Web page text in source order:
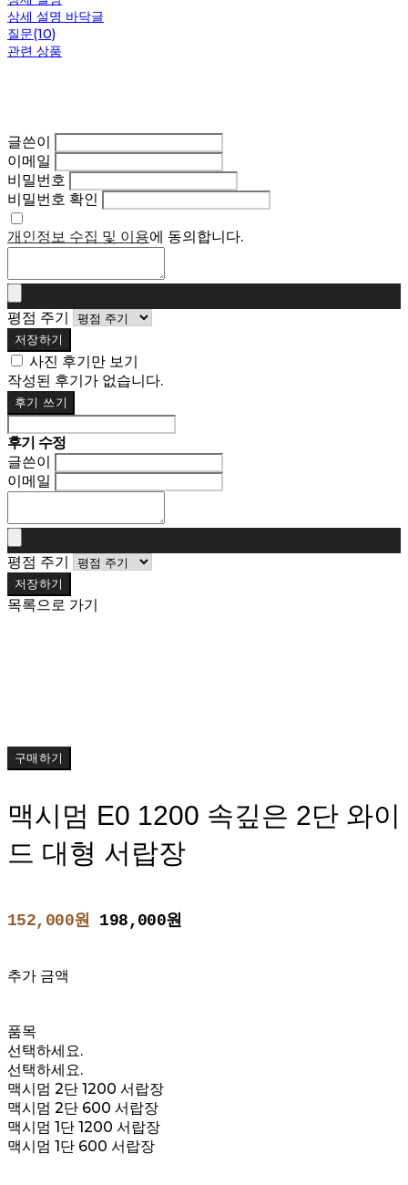
상세 설명 바닥글
질문(10)
관련 상품
글쓴이
이메일
비밀번호
비밀번호 확인
개인정보 수집 및 이용에 동의합니다.
평점 주기
저장하기
사진 후기만 보기
작성된 후기가 없습니다.
후기 쓰기
후기 수정
글쓴이
이메일
평점 주기
저장하기
목록으로 가기
구매하기
맥시멈 E0 1200 속깊은 2단 와이
드 대형 서랍장
152,000원 198,000원
추가 금액
품목
선택하세요.
선택하세요.
맥시멈 2단 1200 서랍장
맥시멈 2단 600 서랍장
맥시멈 1단 1200 서랍장
맥시멈 1단 600 서랍장